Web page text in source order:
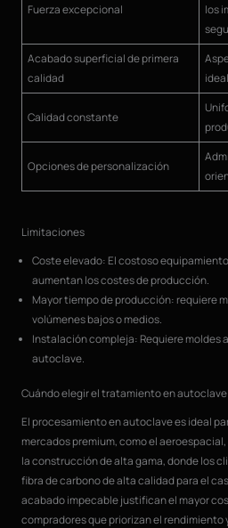
Fuerza excepcional
los
Acabado superficial de primera
calidad
Calidad constante
Opciones de personalización
Limitaciones
Coste elevado: El costoso
aumentan los costes de producción.
Mayor tiempo de producción: requiere
volúmenes bajos o medios.
Instalación compleja: Requiere moldes
autoclave.
Cuándo elegir el tratamiento en autoclave
El procesamiento en autoclave es ideal
mercados premium, como el
la construcción de alta gama, donde los
fibra de carbono de alta calidad para el
acabado impecable justifican el mayor
compradores que priorizan el rendimiento